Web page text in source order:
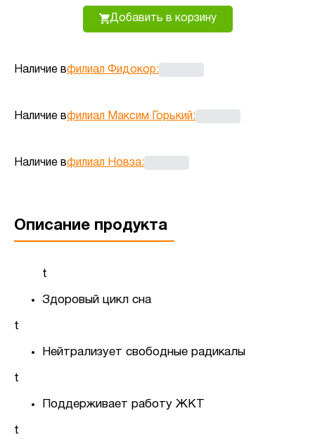
Добавить в корзину
Наличие вфилиал Фидокор:
Наличие вфилиал Максим Горький:
Наличие вфилиал Новза:
Описание продукта
t
Здоровый цикл сна
t
Нейтрализует свободные радикалы
t
Поддерживает работу ЖКТ
t